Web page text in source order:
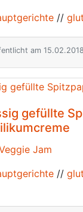
//
am 15.02.2018
gefüllte
Jam
//